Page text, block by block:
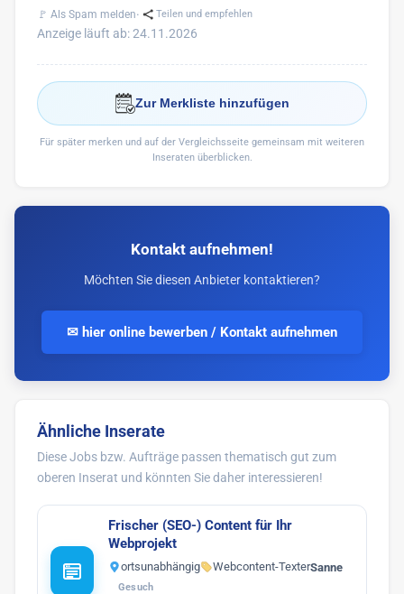
🚩 Als Spam melden· Teilen und empfehlen
Anzeige läuft ab: 24.11.2026
Zur Merkliste hinzufügen
Für später merken und auf der Vergleichsseite gemeinsam mit weiteren
Inseraten überblicken.
Kontakt aufnehmen!
Möchten Sie diesen Anbieter kontaktieren?
✉ hier online bewerben / Kontakt aufnehmen
Ähnliche Inserate
Diese Jobs bzw. Aufträge passen thematisch gut zum
oberen Inserat und könnten Sie daher interessieren!
Frischer (SEO-) Content für Ihr
Webprojekt
ortsunabhängig Webcontent-TexterSanne
Gesuch